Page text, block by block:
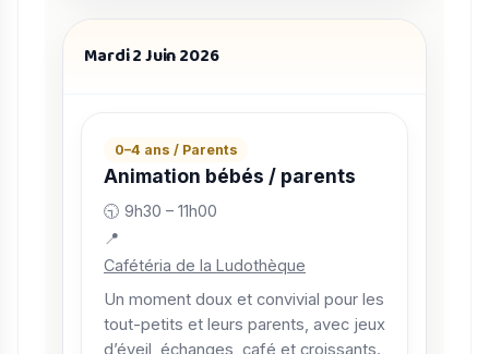
Mardi 2 Juin 2026
0–4 ans / Parents
Animation bébés / parents
🕤 9h30 – 11h00
📍
Cafétéria de la Ludothèque
Un moment doux et convivial pour les
tout-petits et leurs parents, avec jeux
d’éveil, échanges, café et croissants.